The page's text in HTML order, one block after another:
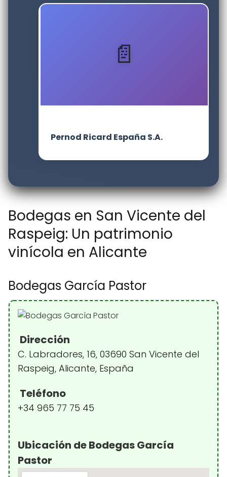
Pernod Ricard España S.A.
Bodegas en San Vicente del
Raspeig: Un patrimonio
vinícola en Alicante
Bodegas García Pastor
Dirección
C. Labradores, 16, 03690 San Vicente del
Raspeig, Alicante, España
Teléfono
+34 965 77 75 45
Ubicación de Bodegas García
Pastor